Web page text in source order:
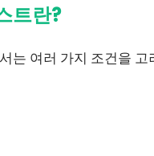
트란?
는 여러 가지 조건을